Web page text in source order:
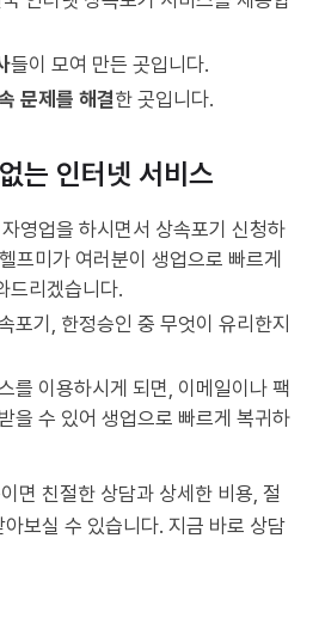
들이 모여 만든 곳입니다.
문제를 해결한 곳입니다.
는 인터넷 서비스
영업을 하시면서 상속포기 신청하
프미가 여러분이 생업으로 빠르게
드리겠습니다.
포기, 한정승인 중 무엇이 유리한지
를 이용하시게 되면, 이메일이나 팩
을 수 있어 생업으로 빠르게 복귀하
면 친절한 상담과 상세한 비용, 절
보실 수 있습니다. 지금 바로 상담